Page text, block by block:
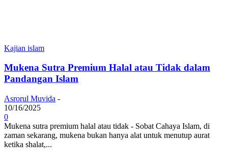
Kajian islam
Mukena Sutra Premium Halal atau Tidak dalam
Pandangan Islam
Asrorul Muvida -
10/16/2025
0
Mukena sutra premium halal atau tidak - Sobat Cahaya Islam, di
zaman sekarang, mukena bukan hanya alat untuk menutup aurat
ketika shalat,...